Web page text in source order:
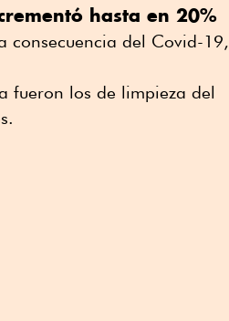
hasta en 20%
consecuencia del Covid-19,
fueron los de limpieza del